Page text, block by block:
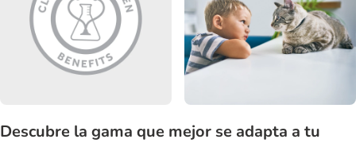
Descubre la gama que mejor se adapta a tu